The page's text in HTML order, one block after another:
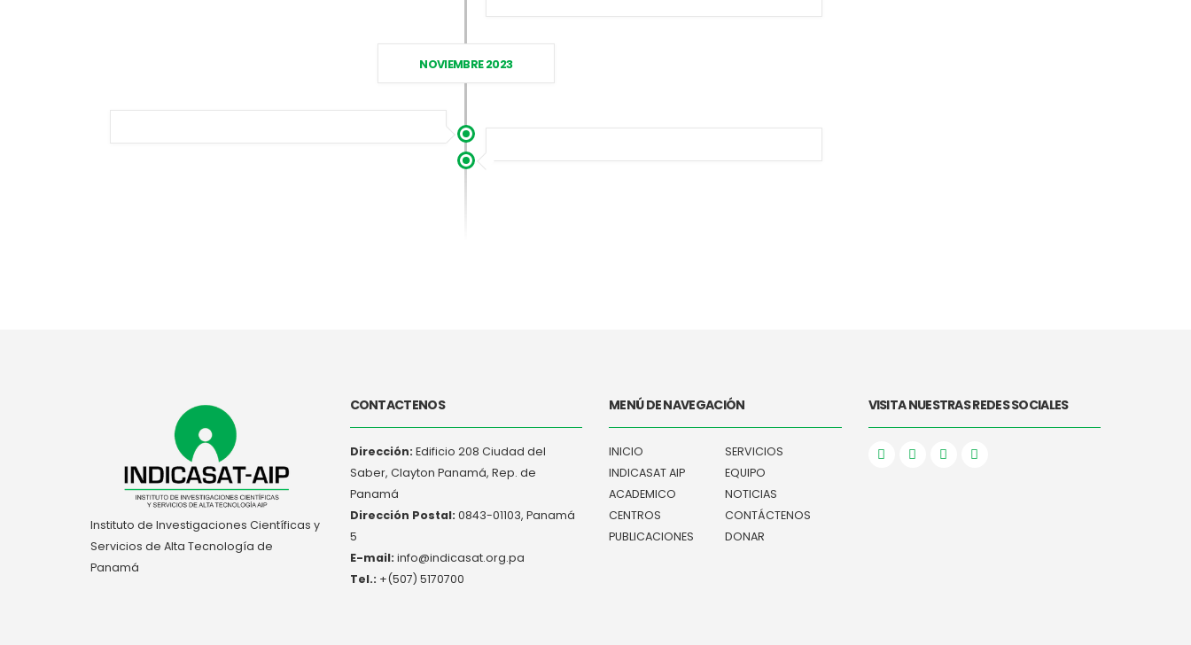
NOVIEMBRE 2023
Instituto de Investigaciones Científicas y
Servicios de Alta Tecnología de
Panamá
CONTACTENOS
Dirección: Edificio 208 Ciudad del
Saber, Clayton Panamá, Rep. de
Panamá
Dirección Postal: 0843-01103, Panamá
5
E-mail: info@indicasat.org.pa
Tel.: +(507) 5170700
MENÚ DE NAVEGACIÓN
INICIO
INDICASAT AIP
ACADEMICO
CENTROS
PUBLICACIONES
SERVICIOS
EQUIPO
NOTICIAS
CONTÁCTENOS
DONAR
VISITA NUESTRAS REDES SOCIALES